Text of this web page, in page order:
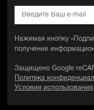
Нажимая кнопку
получение
Защищено Google
Политика
Условия использования .